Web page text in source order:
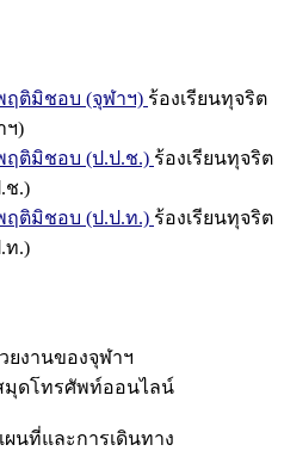
ฤติมิชอบ (จุฬาฯ) ร้องเรียนทุจริต
ฯ)
ฤติมิชอบ (ป.ป.ช.) ร้องเรียนทุจริต
ช.)
ฤติมิชอบ (ป.ป.ท.) ร้องเรียนทุจริต
ท.)
ยงานของจุฬาฯ
มุดโทรศัพท์ออนไลน์
ผนที่และการเดินทาง